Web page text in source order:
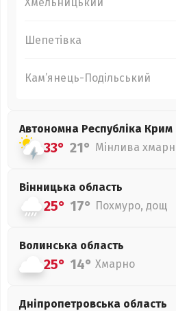
Шепетівка
Кам’янець-Подільський
Автономна Республіка Крим
33° 21° Мінлива
Вінницька область
25° 17° Похмуро, дощ
Волинська область
25° 14° Хмарно
Дніпропетровська область